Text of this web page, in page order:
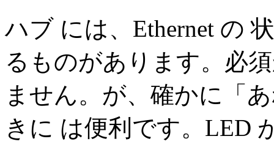
ハブ には、Ethernet の
るものがあります。必
ません。が、確かに「
きに は便利です。LED